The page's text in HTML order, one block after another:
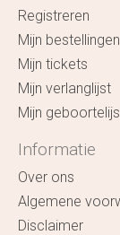
Registreren
Mijn bestellingen
Mijn tickets
Mijn verlanglijst
Mijn
Informatie
Over ons
Algemene
Disclaimer